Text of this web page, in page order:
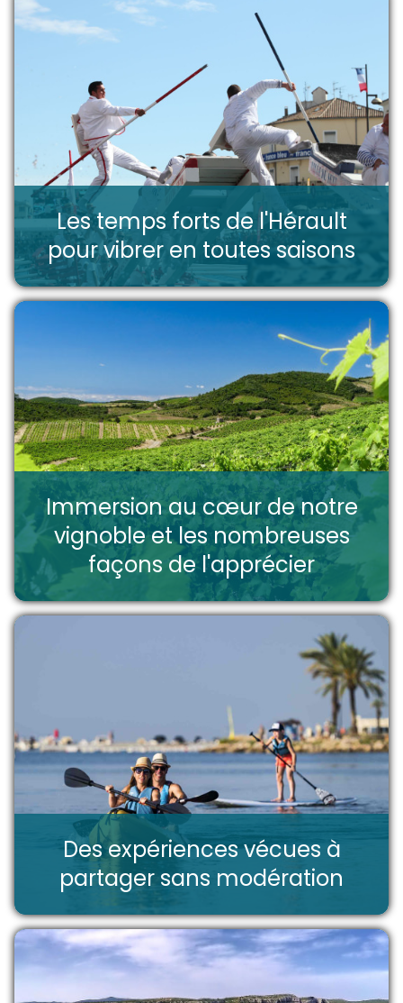
Les temps forts de l'Hérault
pour vibrer en toutes saisons
Immersion au cœur de notre
vignoble et les nombreuses
façons de l'apprécier
Des expériences vécues à
partager sans modération